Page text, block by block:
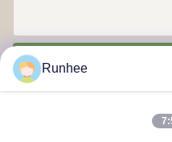
Runhee